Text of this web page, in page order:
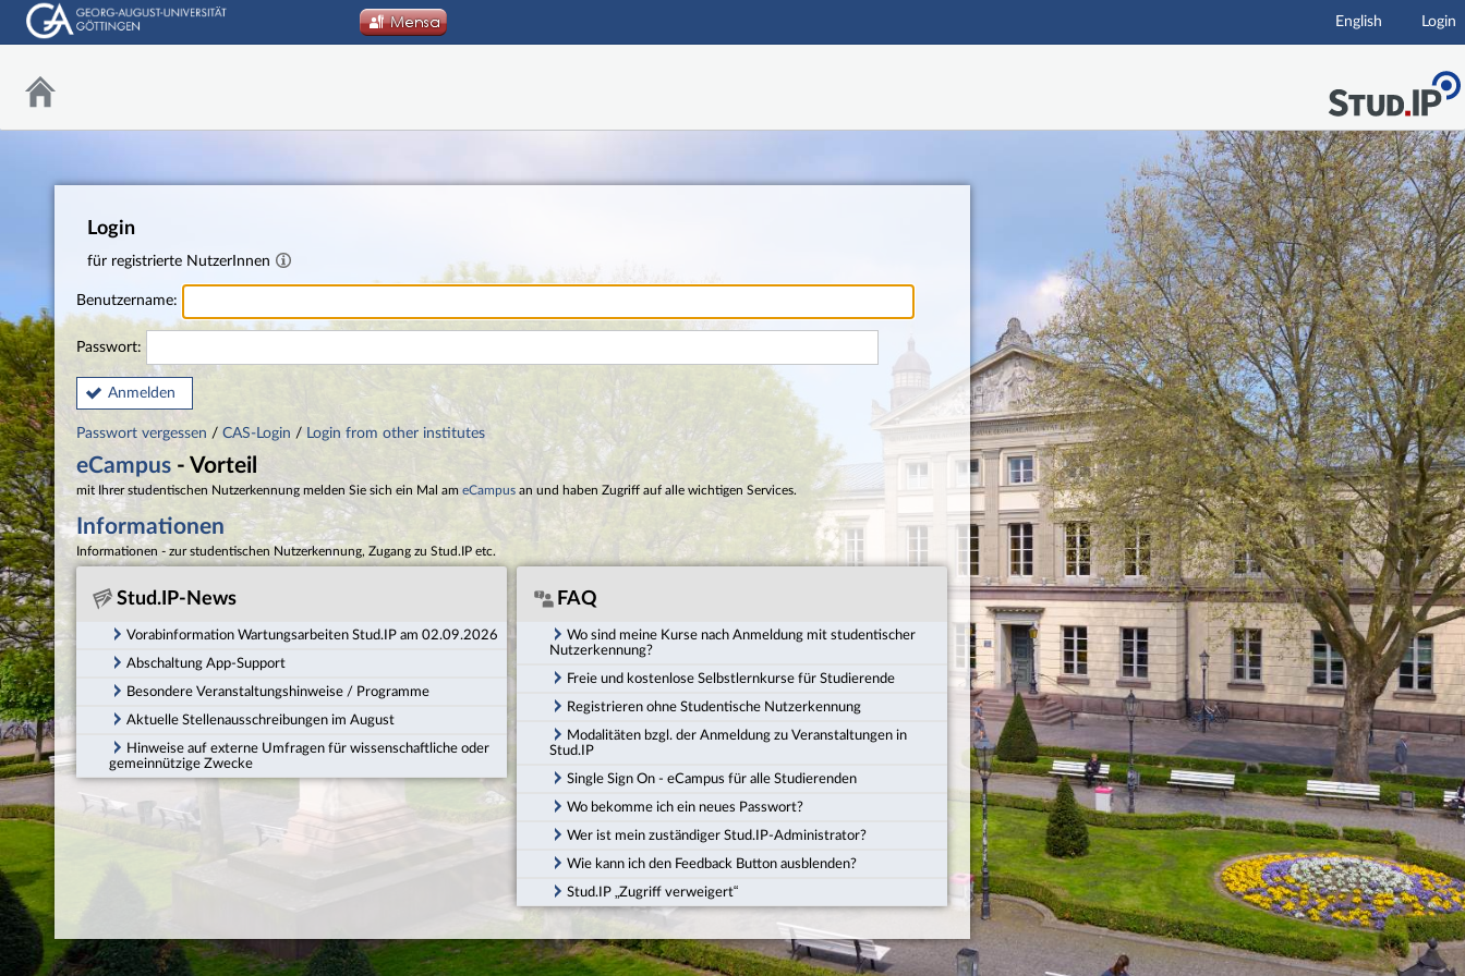
Hauptnavigation
English Login
Login
für registrierte NutzerInnen
Benutzername:
Passwort:
Anmelden
Passwort vergessen / CAS-Login / Login from other institutes
eCampus - Vorteil
mit Ihrer studentischen Nutzerkennung melden Sie sich ein Mal am eCampus an und haben Zugriff auf alle wichtigen Services.
Informationen
Informationen - zur studentischen Nutzerkennung, Zugang zu Stud.IP etc.
Stud.IP-News
Vorabinformation Wartungsarbeiten Stud.IP am 02.09.2026
Abschaltung App-Support
Besondere Veranstaltungshinweise / Programme
Aktuelle Stellenausschreibungen im August
Hinweise auf externe Umfragen für wissenschaftliche oder
gemeinnützige Zwecke
FAQ
Wo sind meine Kurse nach Anmeldung mit studentischer
Nutzerkennung?
Freie und kostenlose Selbstlernkurse für Studierende
Registrieren ohne Studentische Nutzerkennung
Modalitäten bzgl. der Anmeldung zu Veranstaltungen in
Stud.IP
Single Sign On - eCampus für alle Studierenden
Wo bekomme ich ein neues Passwort?
Wer ist mein zuständiger Stud.IP-Administrator?
Wie kann ich den Feedback Button ausblenden?
Stud.IP „Zugriff verweigert“